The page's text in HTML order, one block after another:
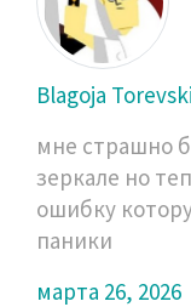
Blagoja Torevski
мне страшно
зеркале но
ошибку
паники
марта 26, 2026